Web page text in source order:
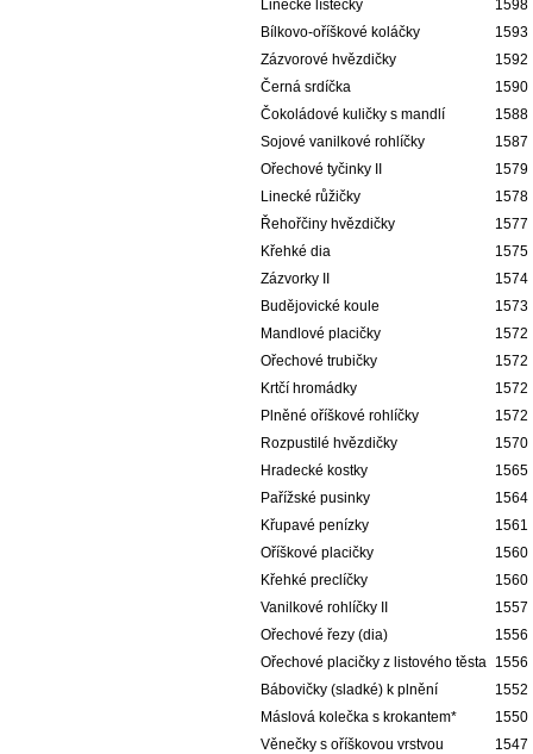
Linecké lístečky
1598
Bílkovo-oříškové koláčky
1593
Zázvorové hvězdičky
1592
Černá srdíčka
1590
Čokoládové kuličky s mandlí
1588
Sojové vanilkové rohlíčky
1587
Ořechové tyčinky II
1579
Linecké růžičky
1578
Řehořčiny hvězdičky
1577
Křehké dia
1575
Zázvorky II
1574
Budějovické koule
1573
Mandlové placičky
1572
Ořechové trubičky
1572
Krtčí hromádky
1572
Plněné oříškové rohlíčky
1572
Rozpustilé hvězdičky
1570
Hradecké kostky
1565
Pařížské pusinky
1564
Křupavé penízky
1561
Oříškové placičky
1560
Křehké preclíčky
1560
Vanilkové rohlíčky II
1557
Ořechové řezy (dia)
1556
Ořechové placičky z listového těsta 1556
Bábovičky (sladké) k plnění
1552
Máslová kolečka s krokantem*
1550
Věnečky s oříškovou vrstvou
1547